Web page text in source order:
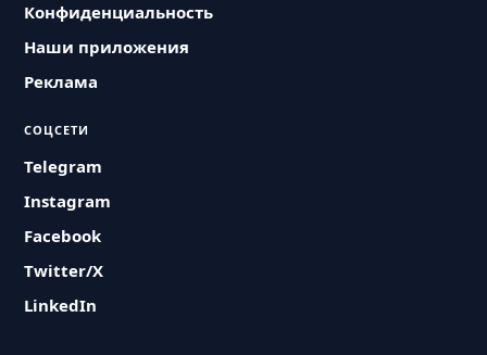
Конфиденциальность
Наши приложения
Реклама
СОЦСЕТИ
Telegram
Instagram
Facebook
Twitter/X
LinkedIn